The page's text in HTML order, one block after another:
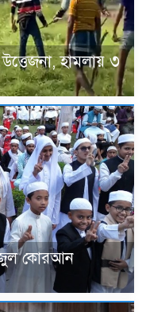
হামলায় ৩
কোরআন